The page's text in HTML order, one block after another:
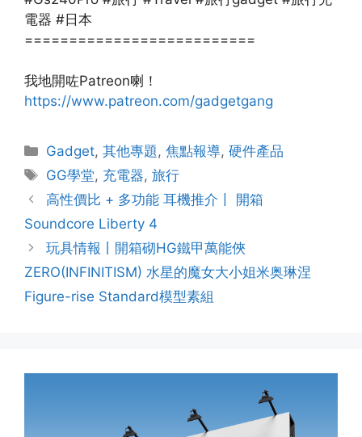
電器 #日本
==========================
我地開咗Patreon喇！
https://www.patreon.com/gadgetgang
Gadget,其他專題 ,焦點報導,硬件產品
GG學堂, 充電器,旅行
高性價比 + 多功能 耳機推介〡 開箱
Soundcore Liberty 4
玩具情報丨開箱砌HG鐵甲萬能俠
ZERO(INFINITISM) 水星的魔女大小姐米奥琳涅
Figure-rise Standard模型素組